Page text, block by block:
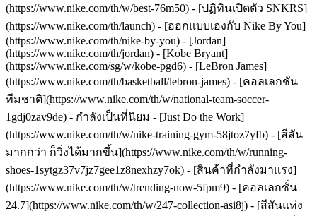
(https://www.nike.com/th/w/best-76m50) - [ปฏิทินเปิดตัว SNKRS]
(https://www.nike.com/th/launch) - [ออกแบบเองกับ Nike By You]
(https://www.nike.com/th/nike-by-you) - [Jordan]
(https://www.nike.com/th/jordan) - [Kobe Bryant]
(https://www.nike.com/sg/w/kobe-pgd6) - [LeBron James]
(https://www.nike.com/th/basketball/lebron-james) - [คอลเลกชัน
ทีมชาติ](https://www.nike.com/th/w/national-team-soccer-
1gdj0zav9de) - กำลังเป็นที่นิยม - [Just Do the Work]
(https://www.nike.com/th/w/nike-training-gym-58jtoz7yfb) - [สีสัน
มากกว่า ก็วิ่งได้มากขึ้น](https://www.nike.com/th/w/running-
shoes-1sytgz37v7jz7gee1z8nexhzy7ok) - [สินค้าที่กำลังมาแรง]
(https://www.nike.com/th/w/trending-now-5fpm9) - [คอลเลกชั่น
24.7](https://www.nike.com/th/w/247-collection-asi8j) - [สีสันแห่ง